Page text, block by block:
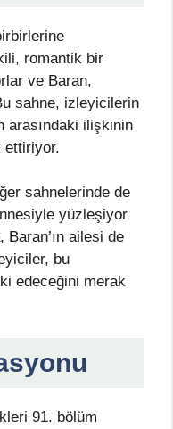
romantik bir
ve Baran,
sahne, izleyicilerin
arasındaki ilişkinin
ettiriyor.
sahnelerinde de
yüzleşiyor
ailesi de
bu
edeceğini merak
91. bölüm